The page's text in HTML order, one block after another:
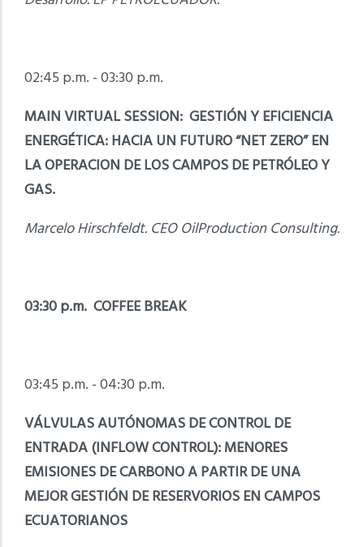
02:45 p.m. - 03:30 p.m.
MAIN VIRTUAL SESSION: GESTIÓN Y EFICIENCIA
ENERGÉTICA: HACIA UN FUTURO “NET ZERO” EN
LA OPERACION DE LOS CAMPOS DE PETRÓLEO Y
GAS.
Marcelo Hirschfeldt. CEO OilProduction Consulting.
03:30 p.m. COFFEE BREAK
03:45 p.m. - 04:30 p.m.
VÁLVULAS AUTÓNOMAS DE CONTROL DE
ENTRADA (INFLOW CONTROL): MENORES
EMISIONES DE CARBONO A PARTIR DE UNA
MEJOR GESTIÓN DE RESERVORIOS EN CAMPOS
ECUATORIANOS